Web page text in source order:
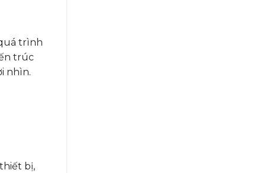
trình
trúc
nhìn.
bị,